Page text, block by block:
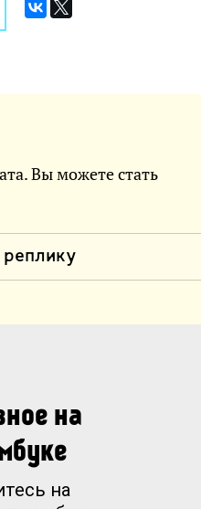
Вы можете стать
реплику
на
на